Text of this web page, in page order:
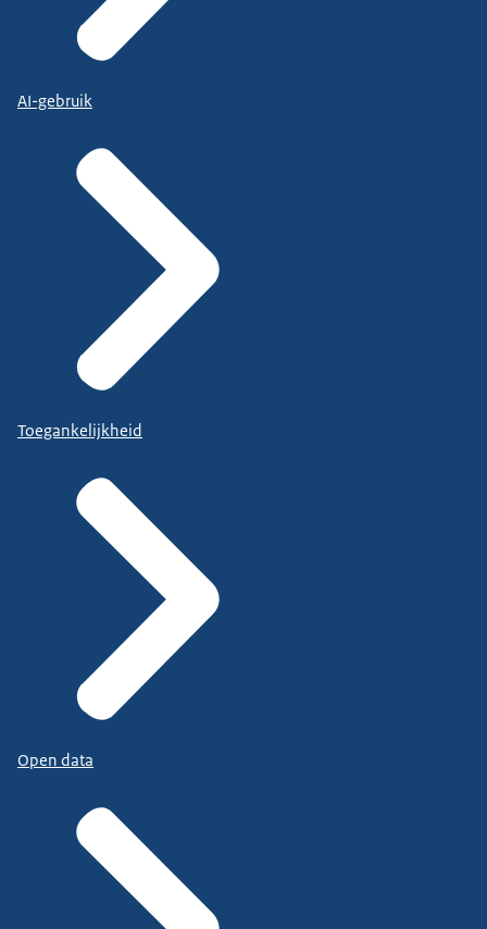
AI-gebruik
Toegankelijkheid
Open data